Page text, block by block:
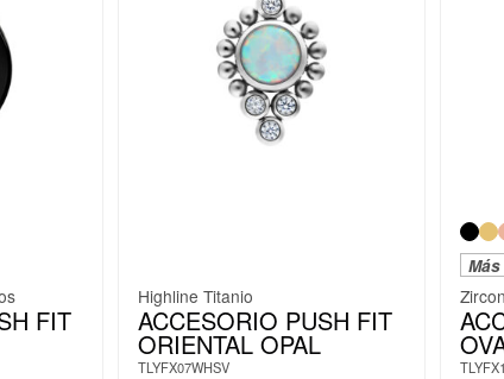
FIT
Highline Titanio
ACCESORIO PUSH FIT
ORIENTAL OPAL
TLYFX07WHSV